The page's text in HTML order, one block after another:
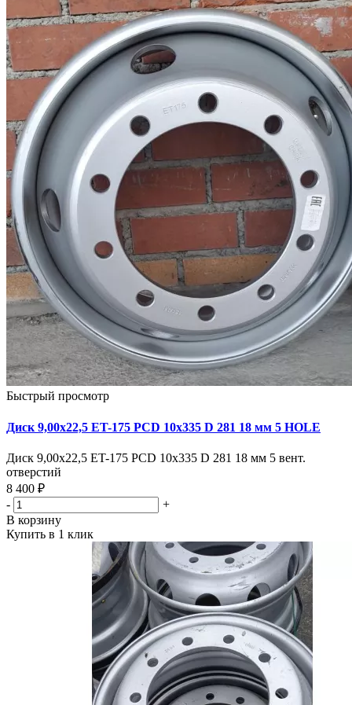
Быстрый просмотр
Диск 9,00х22,5 ET-175 PCD 10x335 D 281 18 мм 5 HOLE
Диск 9,00х22,5 ET-175 PCD 10x335 D 281 18 мм 5 вент.
отверстий
8 400 ₽
-
+
В корзину
Купить в 1 клик